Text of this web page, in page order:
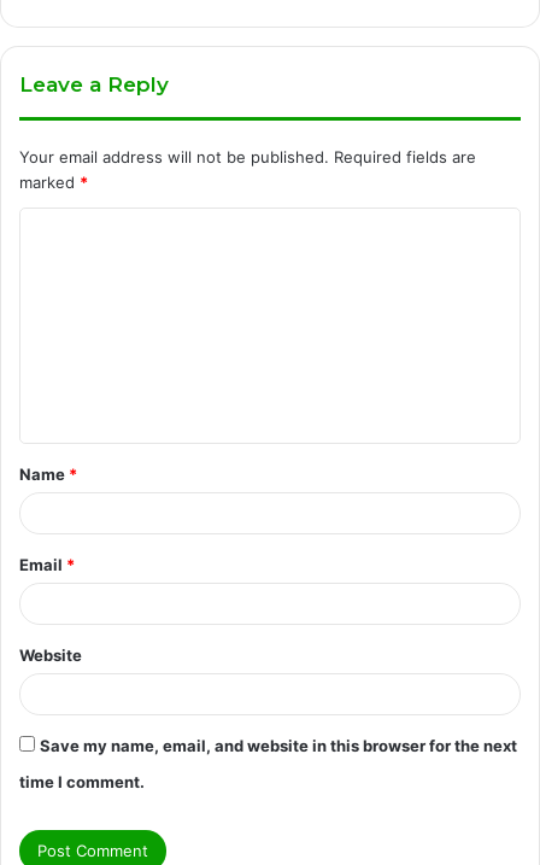
Leave a Reply
Your email address will not be published. Required fields are
marked *
t
*
Name *
Email *
Website
Save my name, email, and website in this browser for the next
time I comment.